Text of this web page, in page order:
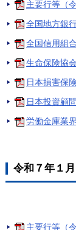
主要行等（
全国地方銀
全国信用組
生命保険協
日本損害保
日本投資顧
労働金庫業
令和７年１月
主要行等（